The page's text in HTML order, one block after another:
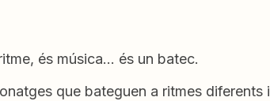
és música… és un batec.
que bateguen a ritmes diferents